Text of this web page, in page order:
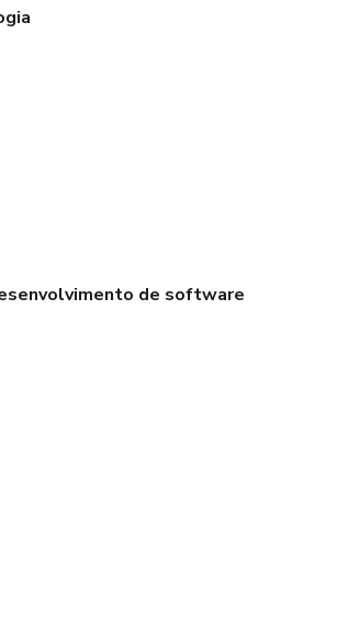
de software